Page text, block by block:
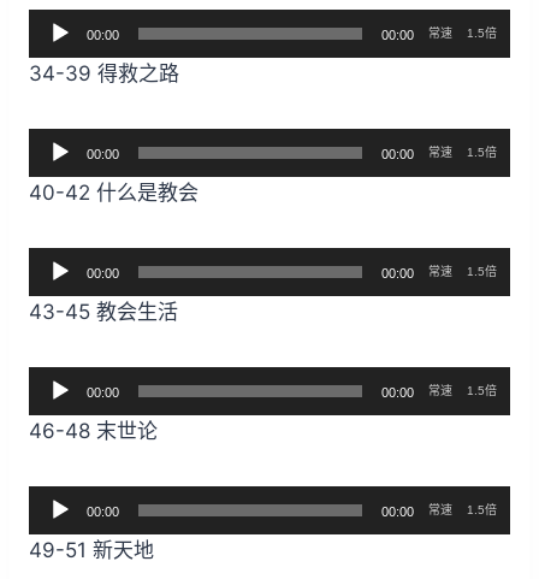
频
播
00:00 00:00 常速 1.5倍
34-39 得救之路
频
播
00:00 00:00 常速 1.5倍
40-42 什么是教会
频
播
00:00 00:00 常速 1.5倍
43-45 教会生活
频
播
00:00 00:00 常速 1.5倍
46-48 末世论
频
播
00:00 00:00 常速 1.5倍
49-51 新天地